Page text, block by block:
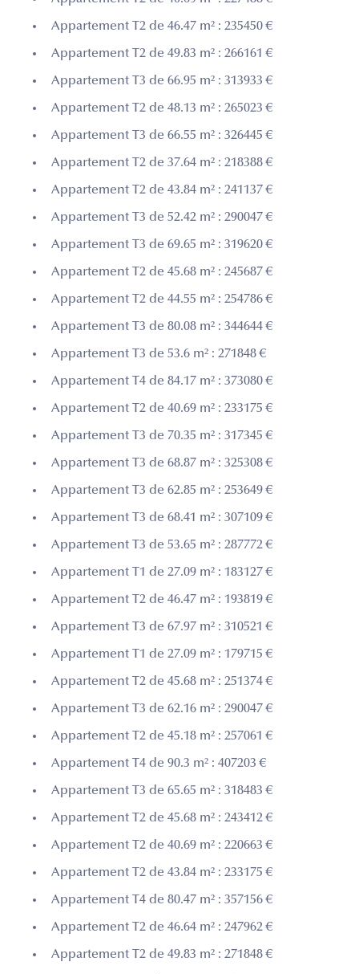
Appartement T2 de 46.47 m² : 235450 €
Appartement T2 de 49.83 m² : 266161 €
Appartement T3 de 66.95 m² : 313933 €
Appartement T2 de 48.13 m² : 265023 €
Appartement T3 de 66.55 m² : 326445 €
Appartement T2 de 37.64 m² : 218388 €
Appartement T2 de 43.84 m² : 241137 €
Appartement T3 de 52.42 m² : 290047 €
Appartement T3 de 69.65 m² : 319620 €
Appartement T2 de 45.68 m² : 245687 €
Appartement T2 de 44.55 m² : 254786 €
Appartement T3 de 80.08 m² : 344644 €
Appartement T3 de 53.6 m² : 271848 €
Appartement T4 de 84.17 m² : 373080 €
Appartement T2 de 40.69 m² : 233175 €
Appartement T3 de 70.35 m² : 317345 €
Appartement T3 de 68.87 m² : 325308 €
Appartement T3 de 62.85 m² : 253649 €
Appartement T3 de 68.41 m² : 307109 €
Appartement T3 de 53.65 m² : 287772 €
Appartement T1 de 27.09 m² : 183127 €
Appartement T2 de 46.47 m² : 193819 €
Appartement T3 de 67.97 m² : 310521 €
Appartement T1 de 27.09 m² : 179715 €
Appartement T2 de 45.68 m² : 251374 €
Appartement T3 de 62.16 m² : 290047 €
Appartement T2 de 45.18 m² : 257061 €
Appartement T4 de 90.3 m² : 407203 €
Appartement T3 de 65.65 m² : 318483 €
Appartement T2 de 45.68 m² : 243412 €
Appartement T2 de 40.69 m² : 220663 €
Appartement T2 de 43.84 m² : 233175 €
Appartement T4 de 80.47 m² : 357156 €
Appartement T2 de 46.64 m² : 247962 €
Appartement T2 de 49.83 m² : 271848 €